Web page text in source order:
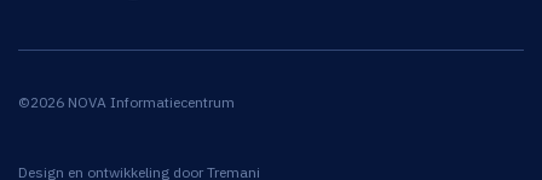
©2026 NOVA Informatiecentrum
Design en ontwikkeling door Tremani